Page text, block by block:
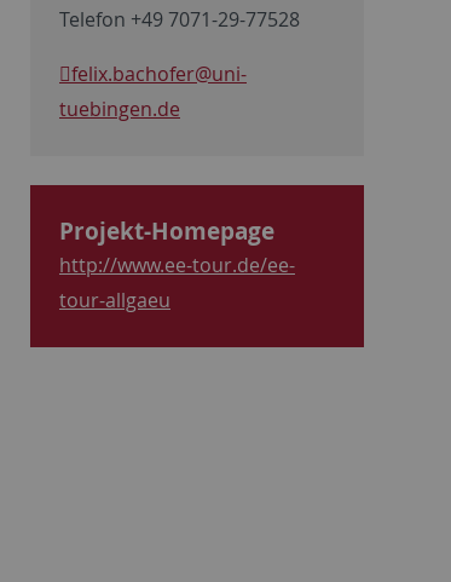
Telefon +49 7071-29-77528
felix.bachofer@uni-
tuebingen.de
Projekt-Homepage
http://www.ee-tour.de/ee-
tour-allgaeu